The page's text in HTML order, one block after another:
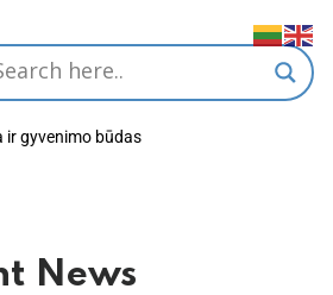
ir gyvenimo būdas
News